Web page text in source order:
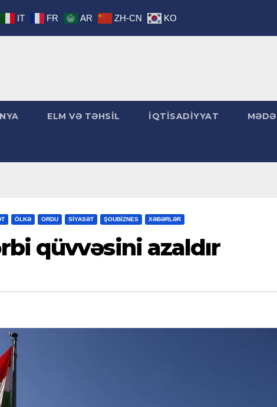
ELM VƏ TƏHSİL İQTİSADİYYAT
ÖLKƏ ORDU SİYASƏT ŞOUBİZNES XƏBƏRLƏR
qüvvəsini azaldır
IT FR AR ZH-CN KO